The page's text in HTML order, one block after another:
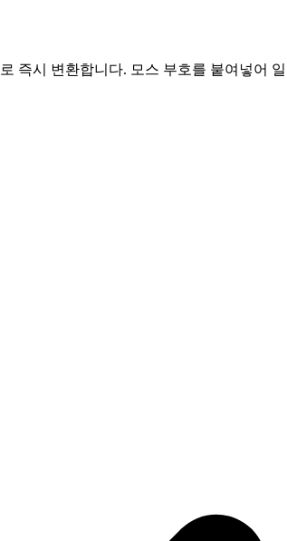
즉시 변환합니다. 모스 부호를 붙여넣어